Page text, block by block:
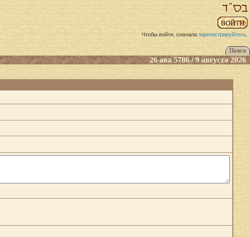
Чтобы войти, сначала зарегистрируйтесь.
26 ава 5786 / 9 августа 2026